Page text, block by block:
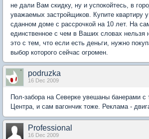
не дали Вам скидку, ну и успокойтесь, в
уважаемых застройщиков. Купите квартиру
сданном доме с рассрочкой на 10 лет. На
единственное с чем в Ваших словах нельзя
это с тем, что если есть деньги, нужно
выбор которого сейчас огромен.
podruzka
16 Dec 2009
Пол-забора на Северке увешаны банерами
Центра, и сам вагончик тоже. Реклама -
Professional
16 Dec 2009